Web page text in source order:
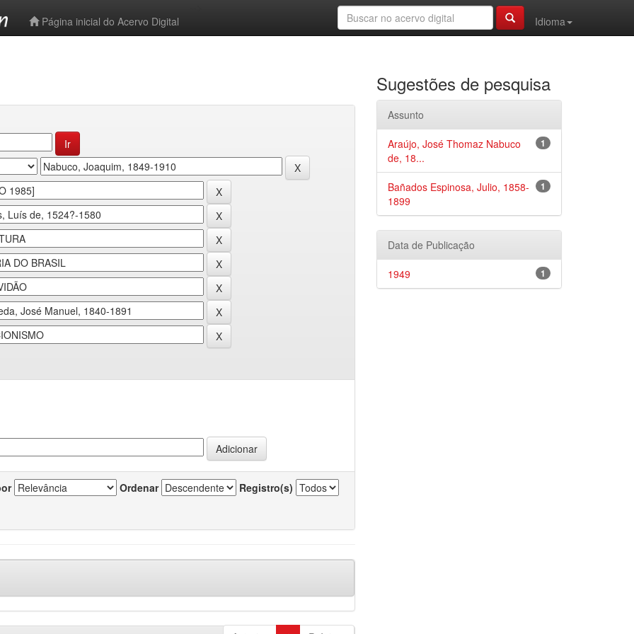
Página inicial do Acervo Digital
Idioma
Ordenar Registro(s)
Sugestões de pesquisa
Assunto
1
Araújo, José Thomaz Nabuco
de, 18...
1
Bañados Espinosa, Julio, 1858-
1899
Data de Publicação
1
1949